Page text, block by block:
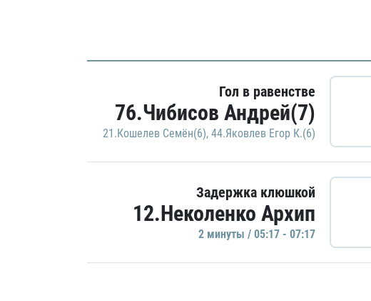
Гол в равенстве
76.Чибисов Андрей(7)
21.Кошелев Семён(6), 44.Яковлев Егор К.(6)
Задержка клюшкой
12.Неколенко Архип
2 минуты / 05:17 - 07:17